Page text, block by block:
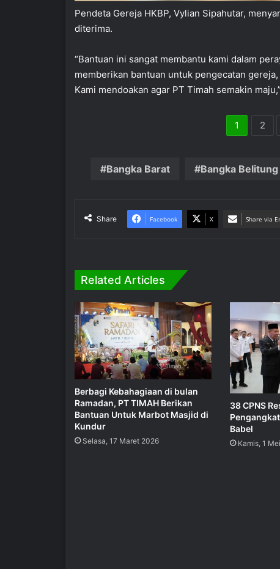
Pendeta Gereja HKBP, Vylian Sipahutar,
diterima.
“Bantuan ini sangat membantu kami dalam
memberikan bantuan untuk pengecatan
Kami mendoakan agar PT Timah semakin
1 2
Bangka Barat Bangka Belitung
Share Facebook X Share via
Related Articles
Berbagi Kebahagiaan di bulan
Ramadan, PT TIMAH Berikan
Bantuan Untuk Marbot Masjid di
Kundur
Selasa, 17 Maret 2026
38 CPNS
Babel
Kamis, 1